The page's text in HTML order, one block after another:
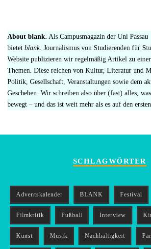
About blank. Als Campusmagazin der Uni Passau
bietet blank. Journalismus von Studierenden für
Website publizieren wir regelmäßig Artikel zu
Themen. Diese reichen von Kultur, Literatur und
Politik, Gesellschaft, Veranstaltungen sowie dem
Geschehen. Wir schreiben also über (fast) alles,
bewegt – und das ist weit mehr als es auf den
SCHLAGWÖRTER
Adventskalender BLANK Festival
Filmkritik Fußball Interview
Kunst Musik Nachhaltigkeit